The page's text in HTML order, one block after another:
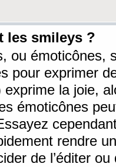
les smileys ?
ou émoticônes,
pour exprimer
exprime la joie,
émoticônes
rendre
de l’éditer